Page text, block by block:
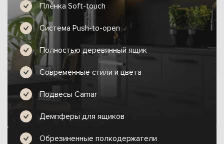
Плёнка Soft-touch
Система Push-to-open
Полностью деревянный ящик
Современные стили и цвета
Подвесы Camar
Демпферы для ящиков
Обрезиненные полкодержатели